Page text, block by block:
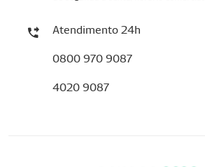
Atendimento 24h
0800 970 9087
4020 9087